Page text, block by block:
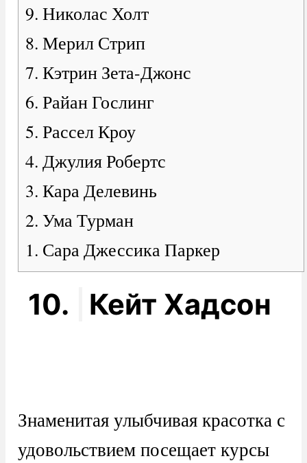
9. Николас Холт
8. Мерил Стрип
7. Кэтрин Зета-Джонс
6. Райан Гослинг
5. Рассел Кроу
4. Джулия Робертс
3. Кара Делевинь
2. Ума Турман
1. Сара Джессика Паркер
10. Кейт Хадсон
Знаменитая улыбчивая красотка с
удовольствием посещает курсы